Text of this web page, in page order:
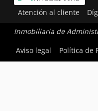
Atención al cliente
Inmobiliaria de
Aviso legal
Política de